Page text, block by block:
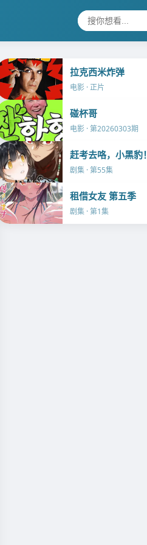
拉克西米炸弹
电影 · 正片
碰杯哥
电影 · 第20260303期
赶考去咯，小黑豹！
剧集 · 第55集
租借女友 第五季
剧集 · 第1集